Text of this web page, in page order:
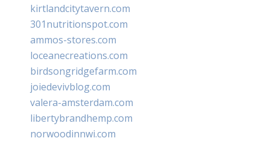
kirtlandcitytavern.com
301nutritionspot.com
ammos-stores.com
loceanecreations.com
birdsongridgefarm.com
joiedevivblog.com
valera-amsterdam.com
libertybrandhemp.com
norwoodinnwi.com